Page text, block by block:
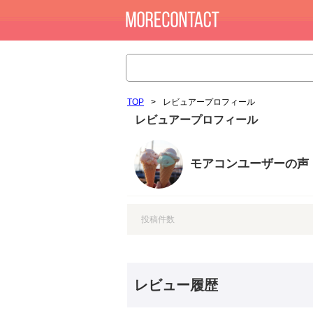
TOP > レビュアープロフィール
レビュアープロフィール
モアコンユーザーの声
投稿件数
レビュー履歴